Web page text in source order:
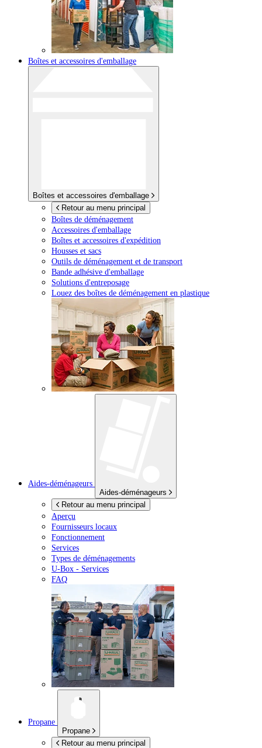
Boîtes et accessoires d'emballage
Boîtes et accessoires d'emballage
Retour au menu principal
Boîtes de déménagement
Accessoires d'emballage
Boîtes et accessoires d'expédition
Housses et sacs
Outils de déménagement et de transport
Bande adhésive d'emballage
Solutions d'entreposage
Louez des boîtes de déménagement en plastique
Aides-déménageurs
Aides-déménageurs
Retour au menu principal
Aperçu
Fournisseurs locaux
Fonctionnement
Services
Types de déménagements
U-Box - Services
FAQ
Propane
Propane
Retour au menu principal